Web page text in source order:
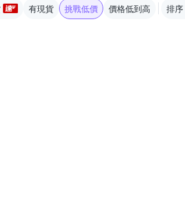
有現貨 挑戰低價 價格低到高 排序